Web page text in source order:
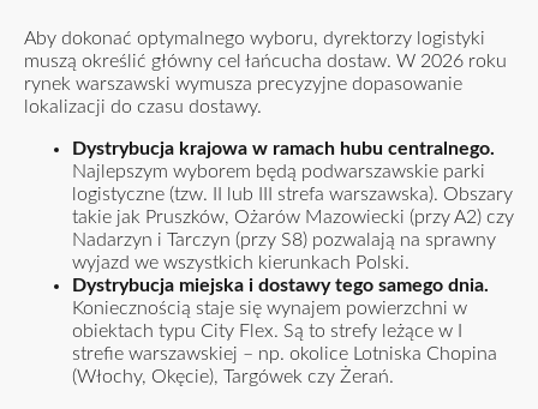
Aby dokonać optymalnego wyboru, dyrektorzy logistyki
muszą określić główny cel łańcucha dostaw. W 2026 roku
rynek warszawski wymusza precyzyjne dopasowanie
lokalizacji do czasu dostawy.
Dystrybucja krajowa w ramach hubu centralnego.
Najlepszym wyborem będą podwarszawskie parki
logistyczne (tzw. II lub III strefa warszawska). Obszary
takie jak Pruszków, Ożarów Mazowiecki (przy A2) czy
Nadarzyn i Tarczyn (przy S8) pozwalają na sprawny
wyjazd we wszystkich kierunkach Polski.
Dystrybucja miejska i dostawy tego samego dnia.
Koniecznością staje się wynajem powierzchni w
obiektach typu City Flex. Są to strefy leżące w I
strefie warszawskiej – np. okolice Lotniska Chopina
(Włochy, Okęcie), Targówek czy Żerań.